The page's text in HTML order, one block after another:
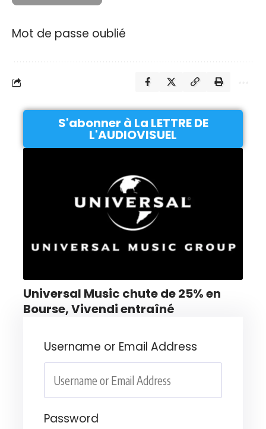
Mot de passe oublié
S'abonner à La LETTRE DE
L'AUDIOVISUEL
Universal Music chute de 25% en
Bourse, Vivendi entraîné
Username or Email Address
Password